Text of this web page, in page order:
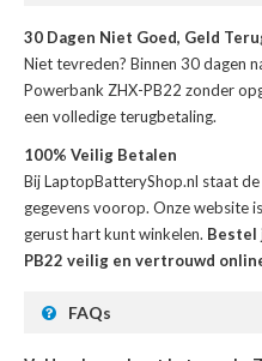
30 Dagen Niet Goed, Geld
Niet tevreden? Binnen 30 dagen
Powerbank ZHX-PB22 zonder
een volledige terugbetaling.
100% Veilig Betalen
Bij LaptopBatteryShop.nl staat
gegevens voorop. Onze website
gerust hart kunt winkelen. Bestel
PB22 veilig en vertrouwd
FAQs